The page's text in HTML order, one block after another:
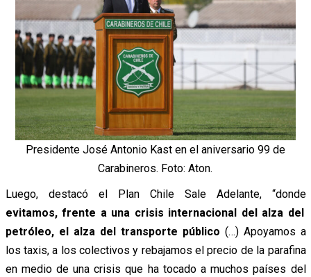
Presidente José Antonio Kast en el aniversario 99 de
Carabineros. Foto: Aton.
Luego, destacó el Plan Chile Sale Adelante, “donde
evitamos, frente a una crisis internacional del alza del
petróleo, el alza del transporte público (…) Apoyamos a
los taxis, a los colectivos y rebajamos el precio de la parafina
en medio de una crisis que ha tocado a muchos países del